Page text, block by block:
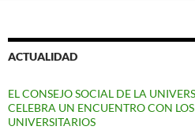
ACTUALIDAD
EL CONSEJO SOCIAL DE LA
CELEBRA UN ENCUENTRO CON
UNIVERSITARIOS